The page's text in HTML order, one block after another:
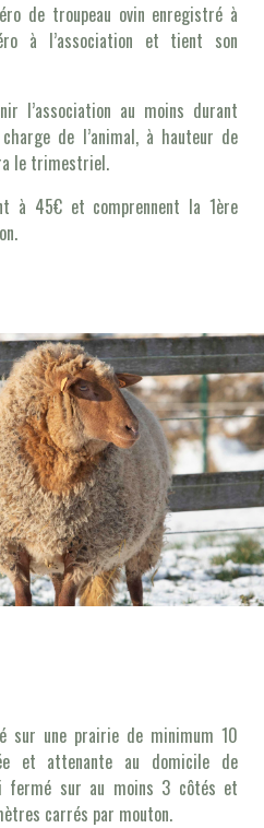
de troupeau ovin enregistré à
à l’association et tient son
l’association au moins durant
de l’animal, à hauteur de
le trimestriel.
à 45€ et comprennent la 1ère
sur une prairie de minimum 10
et attenante au domicile de
fermé sur au moins 3 côtés et
carrés par mouton.